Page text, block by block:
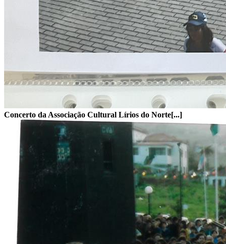
Concerto da Associação Cultural Lírios do Norte[...]